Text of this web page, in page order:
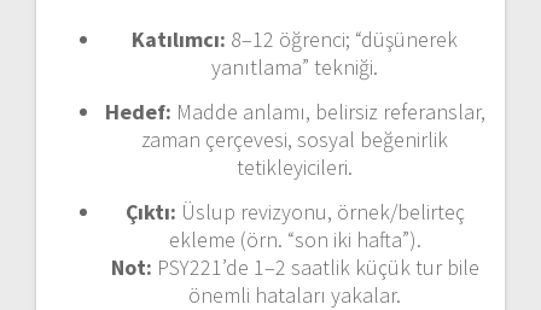
Katılımcı: 8–12 öğrenci; “düşünerek
yanıtlama” tekniği.
Hedef: Madde anlamı, belirsiz referanslar,
zaman çerçevesi, sosyal beğenirlik
tetikleyicileri.
Çıktı: Üslup revizyonu, örnek/belirteç
ekleme (örn. “son iki hafta”).
Not: PSY221’de 1–2 saatlik küçük tur bile
önemli hataları yakalar.